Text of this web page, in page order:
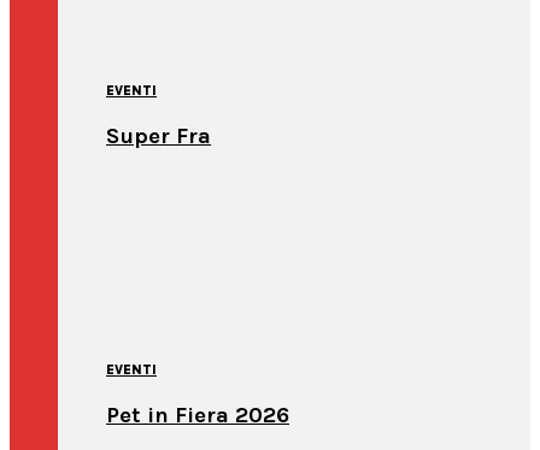
EVENTI
Super Fra
EVENTI
Pet in Fiera 2026